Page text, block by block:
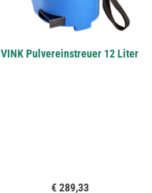
VINK Pulvereinstreuer 12 Liter
Regulärer Preis:
€ 289,33